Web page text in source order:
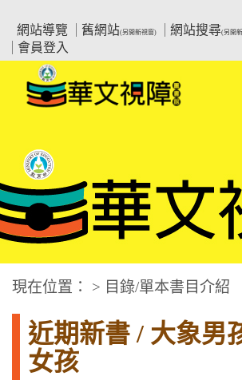
要
網站導覽
舊網站(另開新視窗) 網站搜尋(另開
會員登入
:::中央區塊
華文視障電子圖書網
現在位置： > 目錄/單本書目介紹
近期新書 / 大象男
女孩